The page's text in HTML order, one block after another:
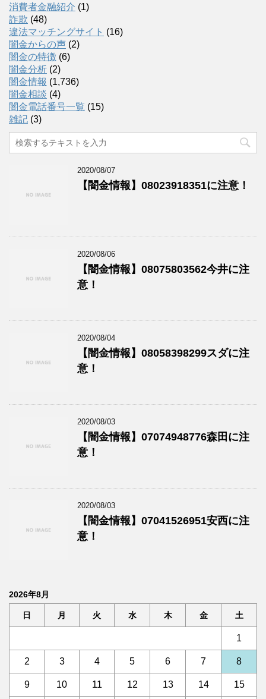
消費者金融紹介 (1)
詐欺 (48)
違法マッチングサイト (16)
闇金からの声 (2)
闇金の特徴 (6)
闇金分析 (2)
闇金情報 (1,736)
闇金相談 (4)
闇金電話番号一覧 (15)
雑記 (3)
2020/08/07
【闇金情報】08023918351に注意！
2020/08/06
【闇金情報】08075803562今井に注
意！
2020/08/04
【闇金情報】08058398299スダに注
意！
2020/08/03
【闇金情報】07074948776森田に注
意！
2020/08/03
【闇金情報】07041526951安西に注
意！
2026年8月
日 月 火 水 木 金 土
1
2 3 4 5 6 7 8
9 10 11 12 13 14 15